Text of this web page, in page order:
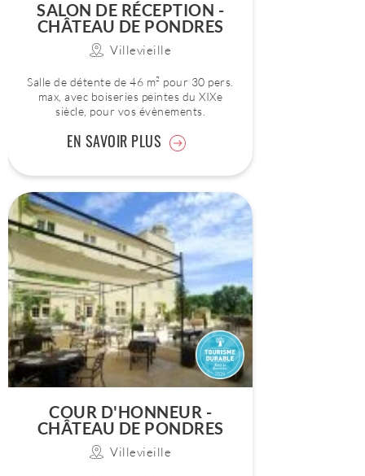
SALON DE RÉCEPTION -
CHÂTEAU DE PONDRES
Villevieille
Salle de détente de 46 m² pour 30 pers.
max, avec boiseries peintes du XIXe
siècle, pour vos évènements.
EN SAVOIR PLUS
COUR D'HONNEUR -
CHÂTEAU DE PONDRES
Villevieille